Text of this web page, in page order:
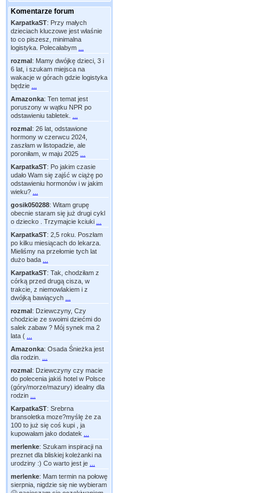
Komentarze forum
KarpatkaST: Przy małych
dzieciach kluczowe jest właśnie
to co piszesz, minimalna
logistyka. Polecałabym
rozmal: Mamy dwójkę dzieci, 3 i
6 lat, i szukam miejsca na
wakacje w górach gdzie logistyka
będzie
Amazonka: Ten temat jest
poruszony w wątku NPR po
odstawieniu tabletek.
rozmal: 26 lat, odstawione
hormony w czerwcu 2024,
zaszłam w listopadzie, ale
poroniłam, w maju 2025
KarpatkaST: Po jakim czasie
udało Wam się zajść w ciążę po
odstawieniu hormonów i w jakim
wieku?
gosik050288: Witam grupę
obecnie staram się już drugi cykl
o dziecko . Trzymajcie kciuki
KarpatkaST: 2,5 roku. Poszłam
po kilku miesiącach do lekarza.
Mieliśmy na przełomie tych lat
dużo bada
KarpatkaST: Tak, chodziłam z
córką przed drugą cisza, w
trakcie, z niemowlakiem i z
dwójką bawiących
rozmal: Dziewczyny, Czy
chodzicie ze swoimi dziećmi do
salek zabaw ? Mój synek ma 2
lata (
Amazonka: Osada Śnieżka jest
dla rodzin.
rozmal: Dziewczyny czy macie
do polecenia jakiś hotel w Polsce
(góry/morze/mazury) idealny dla
rodzin
KarpatkaST: Srebrna
bransoletka moze?myślę że za
100 to już się coś kupi , ja
kupowałam jako dodatek
merlenke: Szukam inspiracji na
preznet dla bliskiej koleżanki na
urodziny :) Co warto jest je
merlenke: Mam termin na połowę
sierpnia, nigdzie się nie wybieram